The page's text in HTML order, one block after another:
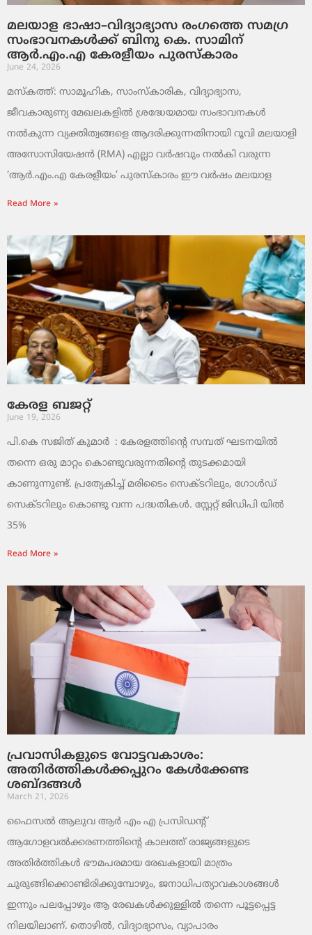
മലയാള ഭാഷാ–വിദ്യാഭ്യാസ രംഗത്തെ സമഗ്ര
സംഭാവനകൾക്ക് ബിനു കെ. സാമിന്
ആർ.എം.എ കേരളീയം പുരസ്‌കാരം
June 24, 2026
മസ്കത്ത്: സാമൂഹിക, സാംസ്‌കാരിക, വിദ്യാഭ്യാസ,
ജീവകാരുണ്യ മേഖലകളിൽ ശ്രദ്ധേയമായ സംഭാവനകൾ
നൽകുന്ന വ്യക്തിത്വങ്ങളെ ആദരിക്കുന്നതിനായി റൂവി മലയാളി
അസോസിയേഷൻ (RMA) എല്ലാ വർഷവും നൽകി വരുന്ന
‘ആർ.എം.എ കേരളീയം’ പുരസ്‌കാരം ഈ വർഷം മലയാള
Read More »
കേരള ബജറ്റ്
June 19, 2026
പി.കെ സജിത് കുമാര്‍ : കേരളത്തിന്റെ സമ്പത് ഘടനയിൽ
തന്നെ ഒരു മാറ്റം കൊണ്ടുവരുന്നതിന്റെ തുടക്കമായി
കാണുന്നുണ്ട്. പ്രത്യേകിച്ച് മരിടൈം സെക്ടറിലും, ഗോൾഡ്
സെക്ടറിലും കൊണ്ടു വന്ന പദ്ധതികൾ. സ്റ്റേറ്റ് ജിഡിപി യിൽ
35%
Read More »
പ്രവാസികളുടെ വോട്ടവകാശം:
അതിർത്തികൾക്കപ്പുറം കേൾക്കേണ്ട
ശബ്ദങ്ങൾ
March 21, 2026
ഫൈസൽ ആലുവ ആർ എം എ പ്രസിഡന്റ്
ആഗോളവൽക്കരണത്തിന്റെ കാലത്ത് രാജ്യങ്ങളുടെ
അതിർത്തികൾ ഭൗമപരമായ രേഖകളായി മാത്രം
ചുരുങ്ങിക്കൊണ്ടിരിക്കുമ്പോഴും, ജനാധിപത്യാവകാശങ്ങൾ
ഇന്നും പലപ്പോഴും ആ രേഖകൾക്കുള്ളിൽ തന്നെ പൂട്ടപ്പെട്ട
നിലയിലാണ്. തൊഴിൽ, വിദ്യാഭ്യാസം, വ്യാപാരം